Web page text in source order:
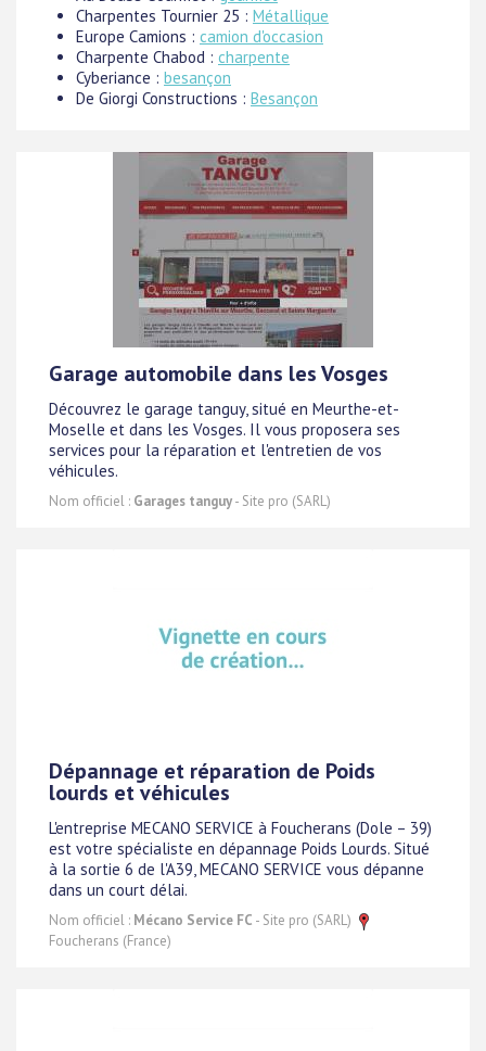
Charpentes Tournier 25 : Métallique
Europe Camions : camion d'occasion
Charpente Chabod : charpente
Cyberiance : besançon
De Giorgi Constructions : Besançon
Garage automobile dans les Vosges
Découvrez le garage tanguy, situé en Meurthe-et-
Moselle et dans les Vosges. Il vous proposera ses
services pour la réparation et l'entretien de vos
véhicules.
Nom officiel : Garages tanguy- Site pro (SARL)
Dépannage et réparation de Poids
lourds et véhicules
L'entreprise MECANO SERVICE à Foucherans (Dole – 39)
est votre spécialiste en dépannage Poids Lourds. Situé
à la sortie 6 de l'A39, MECANO SERVICE vous dépanne
dans un court délai.
Nom officiel : Mécano Service FC - Site pro (SARL)
Foucherans (France)